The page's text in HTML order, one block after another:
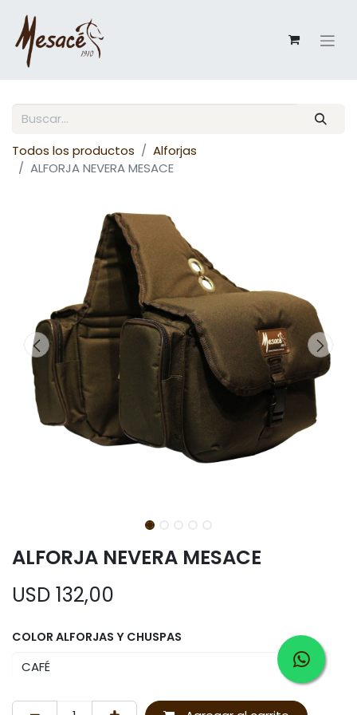
Todos los productos
Alforjas
ALFORJA NEVERA MESACE
ALFORJA NEVERA MESACE
USD 132,00
COLOR ALFORJAS Y CHUSPAS